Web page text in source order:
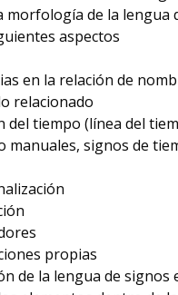
morfología de la lengua
aspectos
en la relación de
relacionado
del tiempo (línea del
manuales, signos de
propias
de la lengua de signos